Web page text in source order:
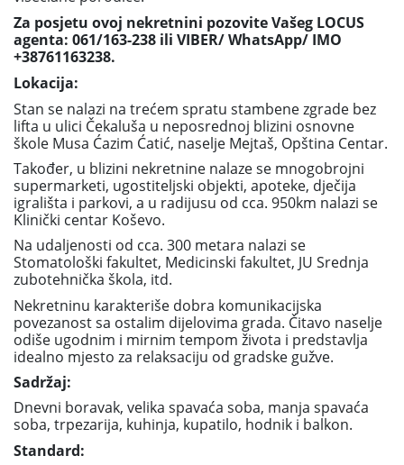
Za posjetu ovoj nekretnini pozovite Vašeg LOCUS
agenta: 061/163-238 ili VIBER/ WhatsApp/ IMO
+38761163238.
Lokacija:
Stan se nalazi na trećem spratu stambene zgrade bez
lifta u ulici Čekaluša u neposrednoj blizini osnovne
škole Musa Ćazim Ćatić, naselje Mejtaš, Opština Centar.
Također, u blizini nekretnine nalaze se mnogobrojni
supermarketi, ugostiteljski objekti, apoteke, dječija
igrališta i parkovi, a u radijusu od cca. 950km nalazi se
Klinički centar Koševo.
Na udaljenosti od cca. 300 metara nalazi se
Stomatološki fakultet, Medicinski fakultet, JU Srednja
zubotehnička škola, itd.
Nekretninu karakteriše dobra komunikacijska
povezanost sa ostalim dijelovima grada. Čitavo naselje
odiše ugodnim i mirnim tempom života i predstavlja
idealno mjesto za relaksaciju od gradske gužve.
Sadržaj:
Dnevni boravak, velika spavaća soba, manja spavaća
soba, trpezarija, kuhinja, kupatilo, hodnik i balkon.
Standard: